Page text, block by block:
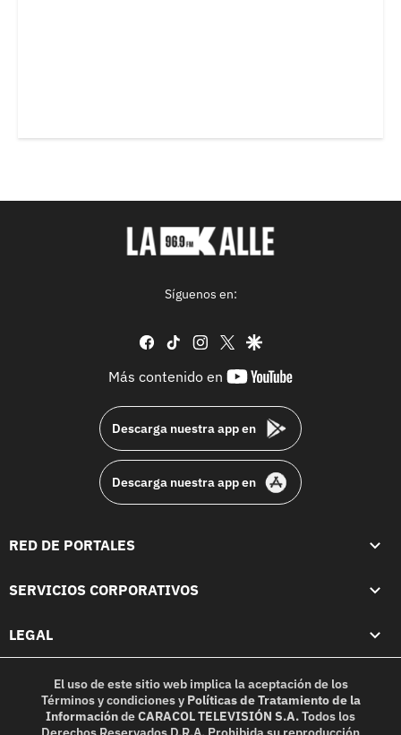
Síguenos en:
facebook
tiktok instagram
twittergoogle
Más contenido en
youtube-
Descarga nuestra app en
Descarga nuestra app en
RED DE PORTALES
SERVICIOS CORPORATIVOS
LEGAL
El uso de este sitio web implica la aceptación de los
Términos y condicionesy Políticas de Tratamiento de la
InformacióndeCARACOL TELEVISIÓN S.A.Todos los